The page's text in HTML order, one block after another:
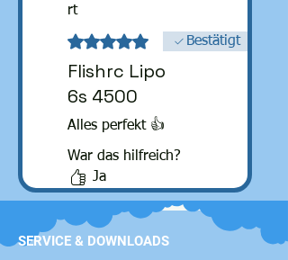
rt
Mit 5 von 5 Sternen bewertet.
Bestätigt
Flishrc Lipo
6s 4500
Alles perfekt 👍
War das hilfreich?
Ja
SERVICE & DOWNLOADS